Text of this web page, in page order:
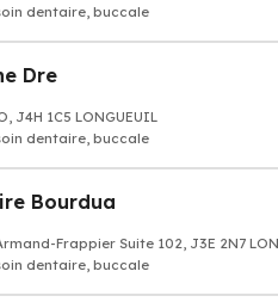
dentaire, buccale
Dre
J4H 1C5 LONGUEUIL
dentaire, buccale
Bourdua
Frappier Suite 102, J3E 2N7
dentaire, buccale